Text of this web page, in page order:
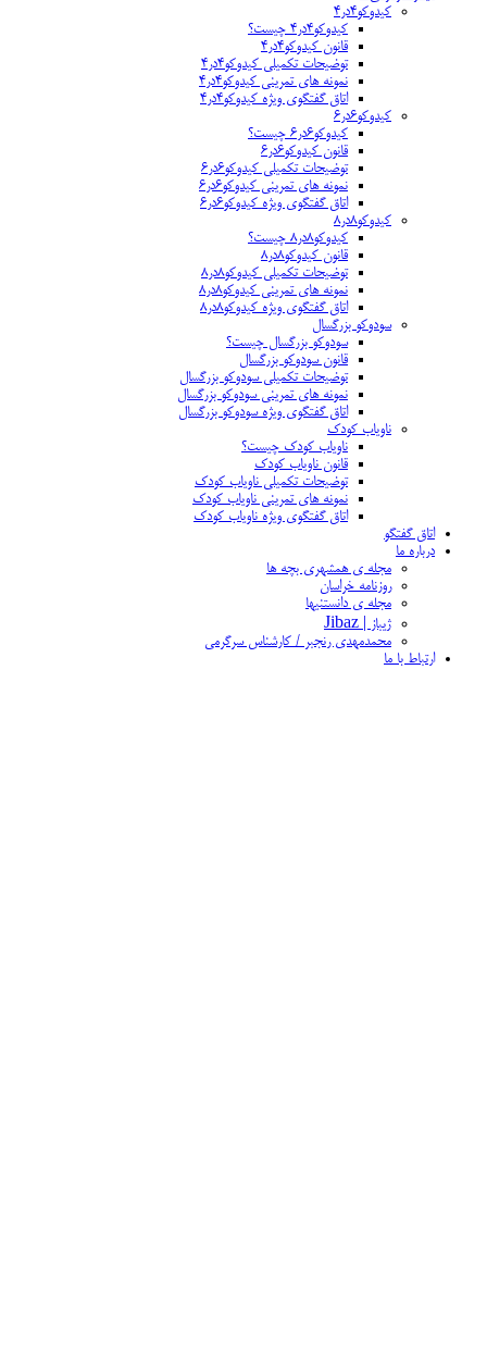
کیدوکو۴در۴
کیدوکو۴در۴ چیست؟
قانون کیدوکو۴در۴
توضیحات تکمیلی کیدوکو۴در۴
نمونه های تمرینی کیدوکو۴در۴
اتاق گفتگوی ویژه کیدوکو۴در۴
کیدوکو۶در۶
کیدوکو۶در۶ چیست؟
قانون کیدوکو۶در۶
توضیحات تکمیلی کیدوکو۶در۶
نمونه های تمرینی کیدوکو۶در۶
اتاق گفتگوی ویژه کیدوکو۶در۶
کیدوکو۸در۸
کیدوکو۸در۸ چیست؟
قانون کیدوکو۸در۸
توضیحات تکمیلی کیدوکو۸در۸
نمونه های تمرینی کیدوکو۸در۸
اتاق گفتگوی ویژه کیدوکو۸در۸
سودوکو بزرگسال
سودوکو بزرگسال چیست؟
قانون سودوکو بزرگسال
توضیحات تکمیلی سودوکو بزرگسال
نمونه های تمرینی سودوکو بزرگسال
اتاق گفتگوی ویژه سودوکو بزرگسال
ناویاب کودک
ناویاب کودک چیست؟
قانون ناویاب کودک
توضیحات تکمیلی ناویاب کودک
نمونه های تمرینی ناویاب کودک
اتاق گفتگوی ویژه ناویاب کودک
اتاق گفتگو
درباره ما
مجله ی همشهری بچه ها
روزنامه خراسان
مجله ی دانستنیها
ژیباز | Jibaz
محمدمهدی رنجبر / کارشناس سرگرمی
ارتباط با ما